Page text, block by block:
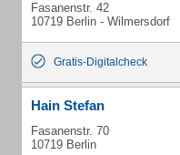
Fasanenstr. 42
10719 Berlin - Wilmersdorf
Gratis-Digitalcheck
Hain Stefan
Fasanenstr. 70
10719 Berlin